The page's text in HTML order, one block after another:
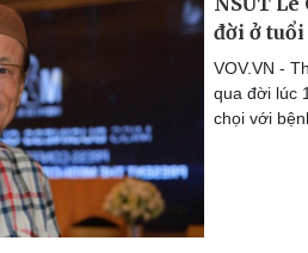
đời ở tuổi
VOV.VN -
qua đời lúc
chọi với